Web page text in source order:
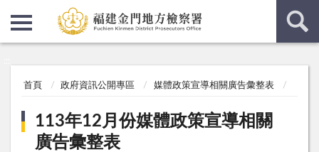
首頁 政府資訊公開專區 媒體政策宣導相關廣告彙整表
113年12月份媒體政策宣導相關
廣告彙整表